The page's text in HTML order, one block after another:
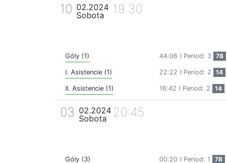
10 02.2024
Sobota
19:30
Góly (1) 44:06 I Period: 3 78
I. Asistencie (1) 22:22 I Period: 2 14
II. Asistencie (1) 16:42 I Period: 2 14
03 02.2024
Sobota
20:45
Góly (3) 00:20 I Period: 1 78